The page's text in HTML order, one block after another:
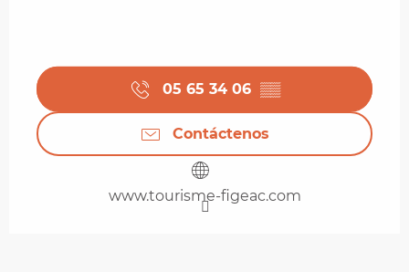
05 65 34 06 ▒▒
Contáctenos
www.tourisme-figeac.com